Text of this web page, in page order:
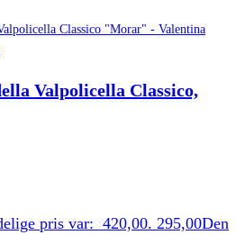
Valpolicella Classico,
pris var: 420,00. 295,00Den